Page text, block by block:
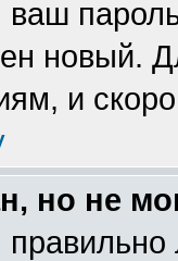
ваш
новый.
и
но не